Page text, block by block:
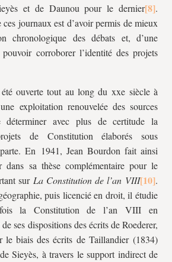
et de Daunou pour le dernier
.
ces journaux est d’avoir permis de mieux
chronologique des débats et, d’une
corroborer l’identité des projets
ouverte tout au long du xxe siècle à
exploitation renouvelée des sources
déterminer avec plus de certitude la
de Constitution élaborés sous
En 1941, Jean Bourdon fait ainsi
dans sa thèse complémentaire pour le
sur La Constitution de l’an VIII
.
puis licencié en droit, il étudie
la Constitution de l’an VIII en
ses dispositions des écrits de Roederer,
le biais des écrits de Taillandier (1834)
Sieyès, à travers le support indirect de